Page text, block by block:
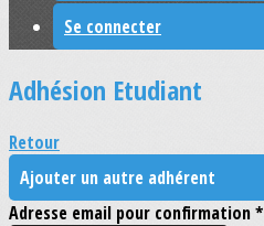
Se connecter
Adhésion Etudiant
Retour
Ajouter un autre adhérent
Adresse email pour confirmation *